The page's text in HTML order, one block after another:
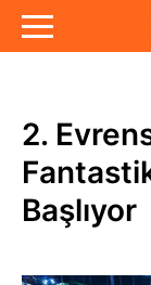
2.
Başlıyor